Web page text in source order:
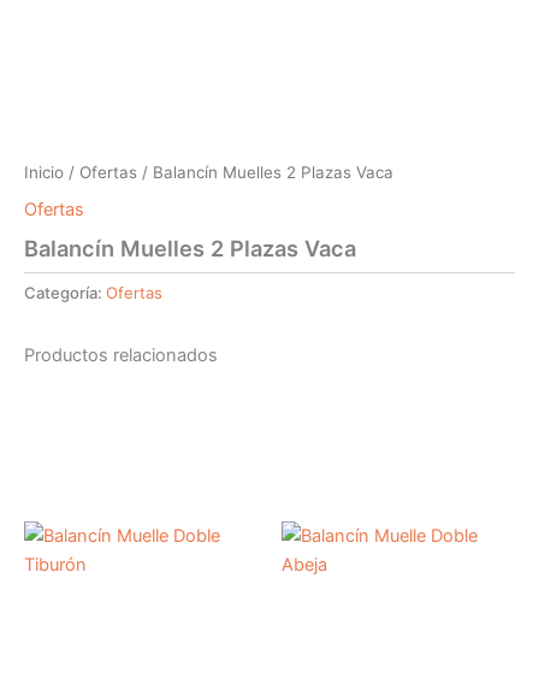
Inicio / Ofertas / Balancín Muelles 2 Plazas Vaca
Ofertas
Balancín Muelles 2 Plazas Vaca
Categoría: Ofertas
Productos relacionados